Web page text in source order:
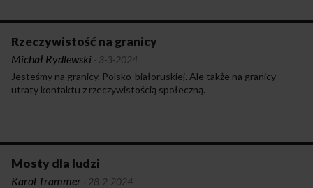
Rzeczywistość na granicy
Michał Rydlewski · 3-3-2024
Jesteśmy na granicy. Polsko-białoruskiej. Ale także na granicy
utraty kontaktu z rzeczywistością społeczną.
Mosty dla ludzi
Karol Trammer · 28-2-2024